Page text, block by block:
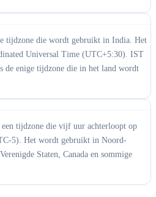
tijdzone die wordt gebruikt in India. Het
Universal Time (UTC+5:30). IST
de enige tijdzone die in het land wordt
tijdzone die vijf uur achterloopt op
5). Het wordt gebruikt in Noord-
Staten, Canada en sommige